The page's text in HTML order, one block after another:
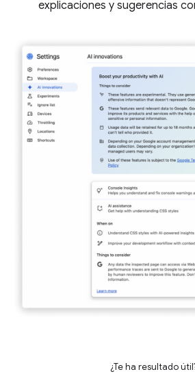
explicaciones y sugerencias
¿Te ha resultado